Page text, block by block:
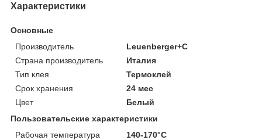
Характеристики
Основные
Производитель
Leuenberger+C
Страна производитель
Италия
Тип клея
Термоклей
Срок хранения
24 мес
Цвет
Белый
Пользовательские характеристики
Рабочая температура
140-170°С